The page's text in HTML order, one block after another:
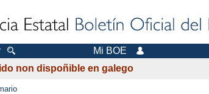
Mi BOE
non dispoñible en galego